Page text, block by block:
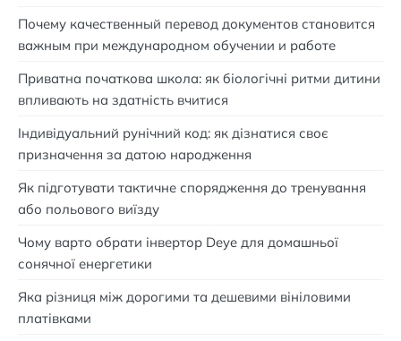
Почему качественный перевод документов становится
важным при международном обучении и работе
Приватна початкова школа: як біологічні ритми дитини
впливають на здатність вчитися
Індивідуальний рунічний код: як дізнатися своє
призначення за датою народження
Як підготувати тактичне спорядження до тренування
або польового виїзду
Чому варто обрати інвертор Deye для домашньої
сонячної енергетики
Яка різниця між дорогими та дешевими вініловими
платівками